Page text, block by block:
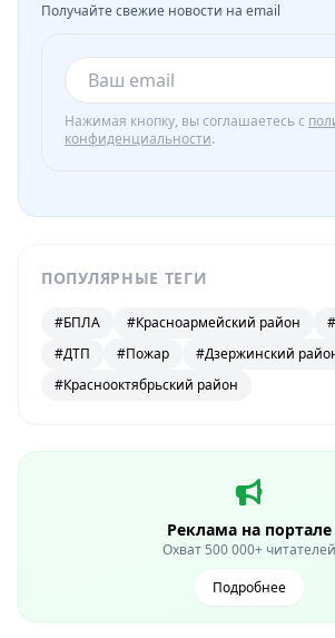
Получайте свежие новости на email
Нажимая кнопку, вы соглашаетесь с
конфиденциальности.
ПОПУЛЯРНЫЕ ТЕГИ
#БПЛА #Красноармейский район
#ДТП
#Пожар #Дзержинский
#Краснооктябрьский район
Реклама на портале
Охват 500 000+ читателей
Подробнее